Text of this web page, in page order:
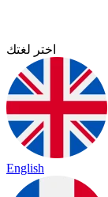
اختر لغتك
English